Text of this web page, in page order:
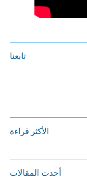
تابعنا
الأكثر قراءة
أحدث المقالات